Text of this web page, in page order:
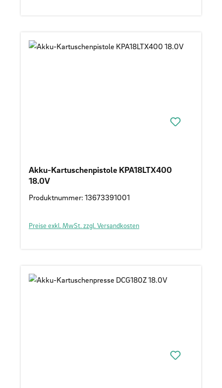
Akku-Kartuschenpistole KPA18LTX400
18.0V
Produktnummer: 13673391001
Preise exkl. MwSt. zzgl. Versandkosten